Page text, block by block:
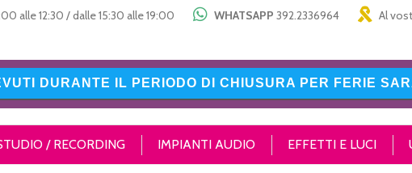
alle 12:30 / dalle 15:30 alle 19:00 WHATSAPP 392.2336964 Al
DURANTE IL PERIODO DI CHIUSURA PER FERIE
/ RECORDING IMPIANTI AUDIO EFFETTI E LUCI